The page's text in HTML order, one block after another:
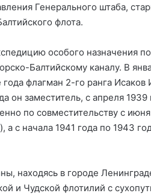
Генерального штаба,
флота.
особого назначения
Балтийскому каналу. В
года флагман 2-го ранга
он заместитель, с апреля 1939
по совместительству с июня
с начала 1941 года по 1943
находясь в городе
и Чудской флотилий с